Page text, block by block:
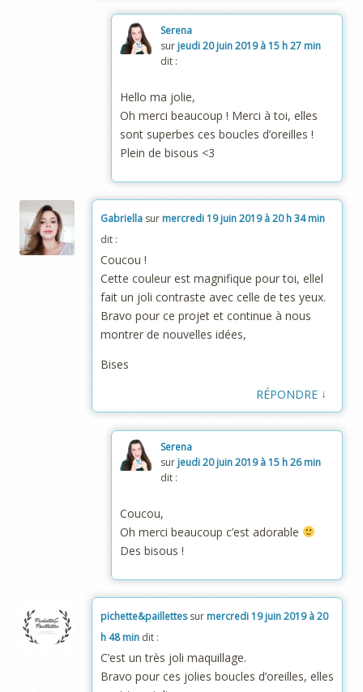
Serena
sur jeudi 20 juin 2019 à 15 h 27 min
dit :
Hello ma jolie,
Oh merci beaucoup ! Merci à toi, elles
sont superbes ces boucles d’oreilles !
Plein de bisous <3
Gabriella sur mercredi 19 juin 2019 à 20 h 34 min
dit :
Coucou !
Cette couleur est magnifique pour toi, ellel
fait un joli contraste avec celle de tes yeux.
Bravo pour ce projet et continue à nous
montrer de nouvelles idées,
Bises
RÉPONDRE ↓
Serena
sur jeudi 20 juin 2019 à 15 h 26 min
dit :
Coucou,
Oh merci beaucoup c’est adorable
Des bisous !
pichette&paillettessur mercredi 19 juin 2019 à 20
h 48 min dit :
C’est un très joli maquillage.
Bravo pour ces jolies boucles d’oreilles, elles